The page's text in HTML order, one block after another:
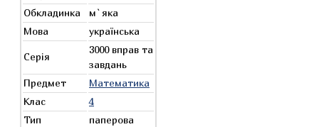
Обкладинка
м`яка
Мова
українська
Серія
3000 вправ та
завдань
Предмет
Математика
Клас
4
Тип
паперова